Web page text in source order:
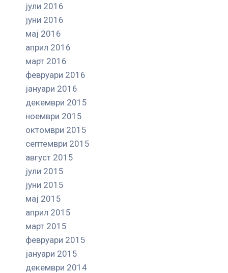
јули 2016
јуни 2016
мај 2016
април 2016
март 2016
февруари 2016
јануари 2016
декември 2015
ноември 2015
октомври 2015
септември 2015
август 2015
јули 2015
јуни 2015
мај 2015
април 2015
март 2015
февруари 2015
јануари 2015
декември 2014